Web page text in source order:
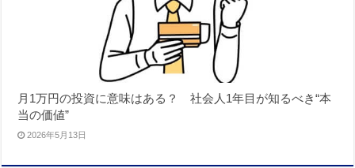
月1万円の投資に意味はある？ 社会人1年目が知るべき“本
当の価値”
2026年5月13日